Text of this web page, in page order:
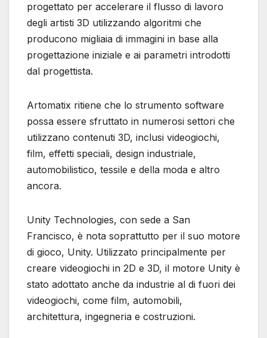
progettato per accelerare il flusso di lavoro
degli artisti 3D utilizzando algoritmi che
producono migliaia di immagini in base alla
progettazione iniziale e ai parametri introdotti
dal progettista.
Artomatix ritiene che lo strumento software
possa essere sfruttato in numerosi settori che
utilizzano contenuti 3D, inclusi videogiochi,
film, effetti speciali, design industriale,
automobilistico, tessile e della moda e altro
ancora.
Unity Technologies, con sede a San
Francisco, è nota soprattutto per il suo motore
di gioco, Unity. Utilizzato principalmente per
creare videogiochi in 2D e 3D, il motore Unity è
stato adottato anche da industrie al di fuori dei
videogiochi, come film, automobili,
architettura, ingegneria e costruzioni.